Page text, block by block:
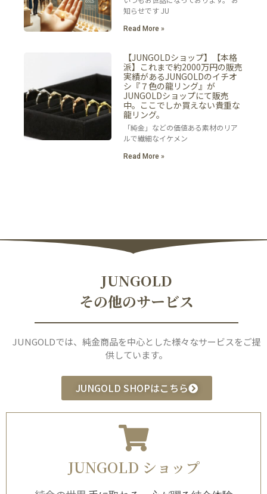
知らせです JU
Read More »
【JUNGOLDショップ】【本格
派】これまで約2000万円の販売
実績があるJUNGOLDのイチオ
シ『７色の龍リング』が
JUNGOLDショップにて販売
中。ここでしか買えない貴重な
龍リング。
「純金」などの価値ある素材のリア
ルで繊細なイケメン
Read More »
JUNGOLD
その他のサービス
JUNGOLDでは、純金商品を中心とした様々なサービスをご提
供しています。
JUNGOLD SHOPはこちら
JUNGOLD ショップ